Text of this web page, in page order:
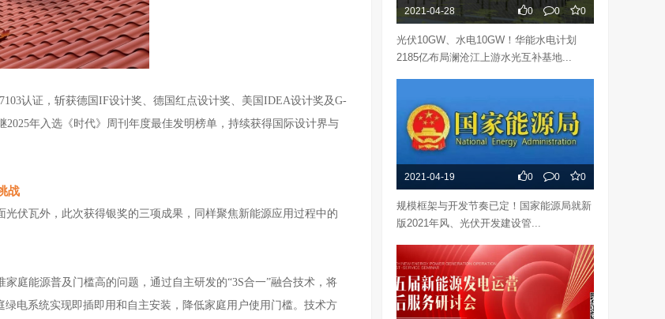
认证，斩获德国IF设计奖、德国红点设计奖、美国IDEA设计奖及G-
2025年入选《时代》周刊年度最佳发明榜单，持续获得国际设计界与
战
光伏瓦外，此次获得银奖的三项成果，同样聚焦新能源应用过程中的
庭能源普及门槛高的问题，通过自主研发的“3S合一”融合技术，将
绿电系统实现即插即用和自主安装，降低家庭用户使用门槛。 技术方
2021-04-28 0 0 0
光伏10GW、水电10GW！华能水电计划
2185亿布局澜沧江上游水光互补基地...
2021-04-19 0 0 0
规模框架与开发节奏已定！国家能源局就新
版2021年风、光伏开发建设管...